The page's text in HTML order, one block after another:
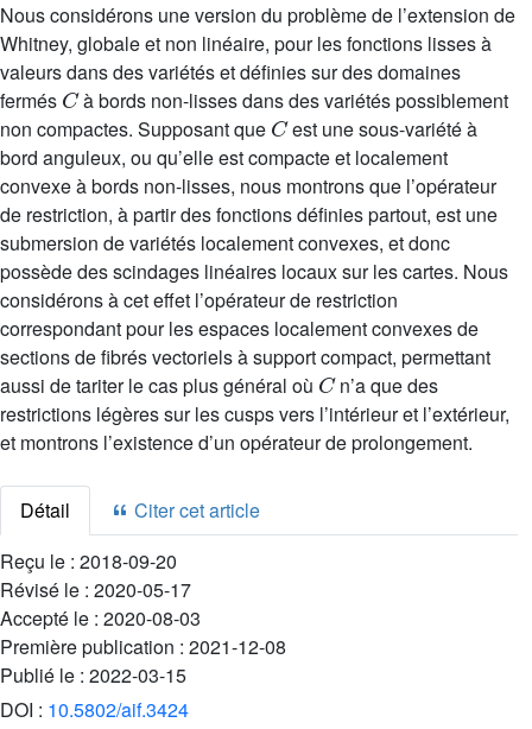
Nous considérons une version du problème de l’extension de
Whitney, globale et non linéaire, pour les fonctions lisses à
valeurs dans des variétés et définies sur des domaines
fermés
C
à bords non-lisses dans des variétés possiblement
non compactes. Supposant que
C
est une sous-variété à
bord anguleux, ou qu’elle est compacte et localement
convexe à bords non-lisses, nous montrons que l’opérateur
de restriction, à partir des fonctions définies partout, est une
submersion de variétés localement convexes, et donc
possède des scindages linéaires locaux sur les cartes. Nous
considérons à cet effet l’opérateur de restriction
correspondant pour les espaces localement convexes de
sections de fibrés vectoriels à support compact, permettant
aussi de tariter le cas plus général où
C
n’a que des
restrictions légères sur les cusps vers l’intérieur et l’extérieur,
et montrons l’existence d’un opérateur de prolongement.
Détail
Citer cet article
Reçu le : 2018-09-20
Révisé le : 2020-05-17
Accepté le : 2020-08-03
Première publication : 2021-12-08
Publié le : 2022-03-15
DOI : 10.5802/aif.3424